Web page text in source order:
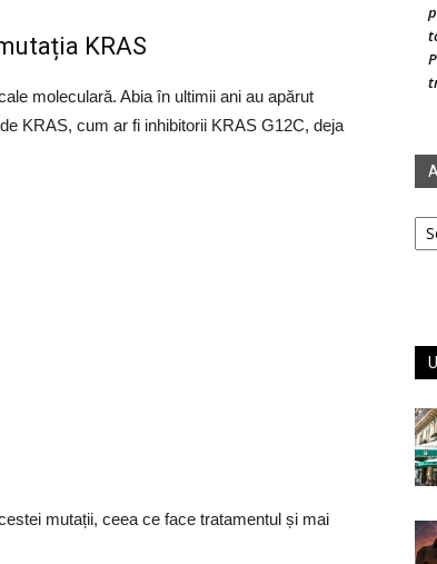
KRAS
moleculară. Abia în ultimii ani au apărut
KRAS, cum ar fi inhibitorii KRAS G12C, deja
mutații, ceea ce face tratamentul și mai